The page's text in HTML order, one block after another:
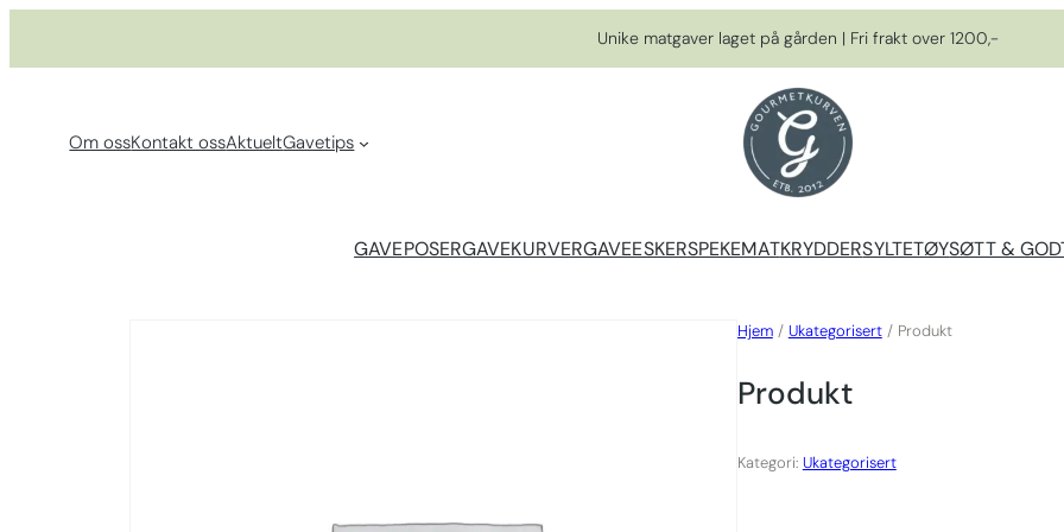
Unike matgaver laget på gården | Fri frakt over 1200,-
Om ossKontakt ossAktueltGavetips
GAVEPOSERGAVEKURVERGAVEESKERSPEKEMATKRYDDERSYLTETØYSØTT &
Hjem/ Ukategorisert/ Produkt
Produkt
Kategori: Ukategorisert